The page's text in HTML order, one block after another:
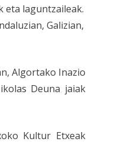
eta laguntzaileak.
Galizian,
Algortako Inazio
Deuna jaiak
Kultur Etxeak